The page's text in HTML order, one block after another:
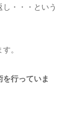
・・・という
。
行っていま